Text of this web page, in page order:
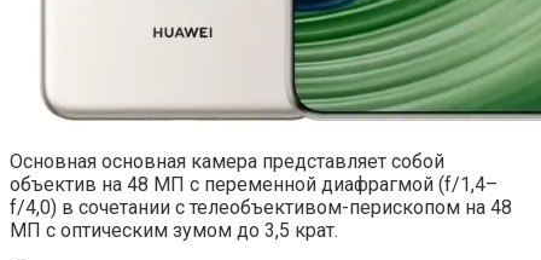
Основная основная камера представляет собой
объектив на 48 МП с переменной диафрагмой (f/1,4–
f/4,0) в сочетании с телеобъективом-перископом на 48
МП с оптическим зумом до 3,5 крат.